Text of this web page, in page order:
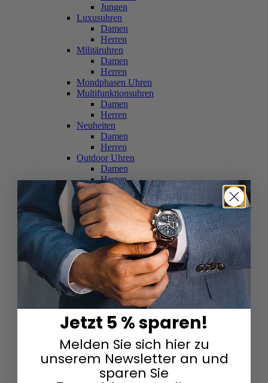
Jungen
Luxusuhren
Damen
Herren
Militäruhren
Damen
Herren
Mondphasen Uhren
Multifunktionsuhren
Damen
Herren
Neuheiten
Damen
Herren
Outdoor Uhren
Damen
Herren
Schweizer Uhren
Damen
Herren
Skelettuhren
Damen
Herren
Smartwatches
Damen
Herren
Solaruhren
Herren
Damen
Sportuhren
Damen
Herren
Swarovski & Edelsteine
Damen
Herren
Jetzt 5 % sparen!
Melden Sie sich hier zu
unserem Newsletter an und
sparen Sie